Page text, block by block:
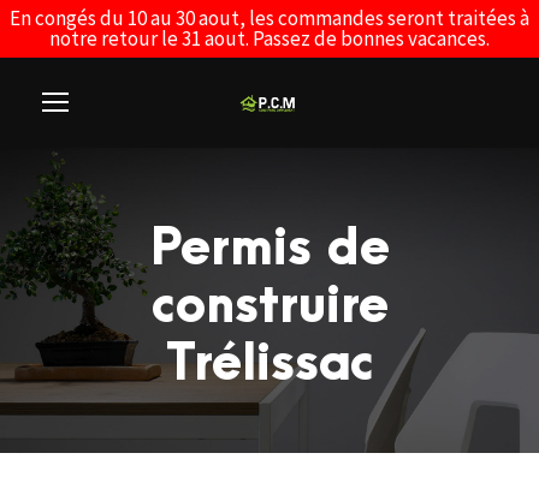
En congés du 10 au 30 aout, les commandes seront traitées à
notre retour le 31 aout. Passez de bonnes vacances.
Permis de
construire
Trélissac